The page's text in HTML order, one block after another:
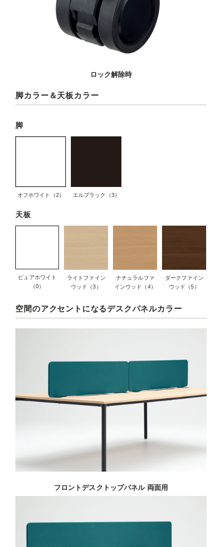
ロック解除時
脚カラー＆天板カラー
脚
オフホワイト（2） エルブラック（3）
天板
ピュアホワイト
（0）
ライトファイン
ウッド（3）
ナチュラルファ
インウッド（4）
ダークファイン
ウッド（5）
空間のアクセントになるデスクパネルカラー
フロントデスクトップパネル 両面用